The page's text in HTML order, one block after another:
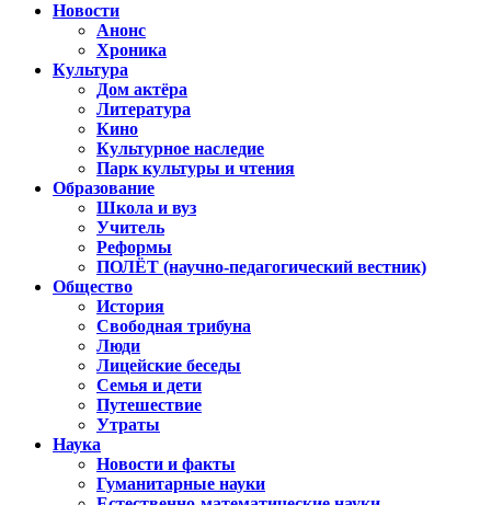
Новости
Анонс
Хроника
Культура
Дом актёра
Литература
Кино
Культурное наследие
Парк культуры и чтения
Образование
Школа и вуз
Учитель
Реформы
ПОЛЁТ (научно-педагогический вестник)
Общество
История
Свободная трибуна
Люди
Лицейские беседы
Семья и дети
Путешествие
Утраты
Наука
Новости и факты
Гуманитарные науки